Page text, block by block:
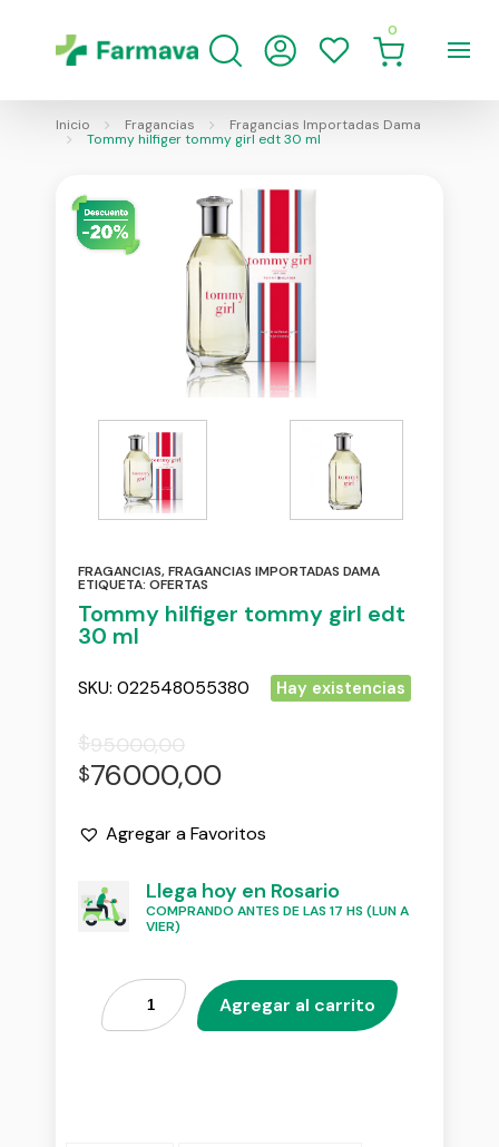
0
Inicio Fragancias
Fragancias Importadas Dama
Tommy hilfiger tommy girl edt 30 ml
FRAGANCIAS,FRAGANCIAS IMPORTADAS DAMA
ETIQUETA: OFERTAS
Tommy hilfiger tommy girl edt
30 ml
SKU: 022548055380 Hay existencias
$95000,00
$76000,00
Agregar a Favoritos
Llega hoy en Rosario
COMPRANDO ANTES DE LAS 17 HS (LUN A
VIER)
Agregar al carrito